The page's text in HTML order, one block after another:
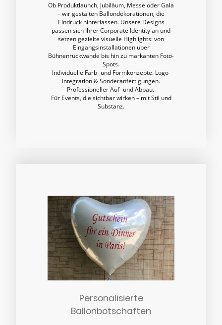
Ob Produktlaunch, Jubiläum, Messe oder Gala
– wir gestalten Ballondekorationen, die
Eindruck hinterlassen. Unsere Designs
passen sich Ihrer Corporate Identity an und
setzen gezielte visuelle Highlights: von
Eingangsinstallationen über
Bühnenrückwände bis hin zu markanten Foto-
Spots.
Individuelle Farb- und Formkonzepte. Logo-
Integration & Sonderanfertigungen.
Professioneller Auf- und Abbau.
Für Events, die sichtbar wirken – mit Stil und
Substanz.
Personalisierte
Ballonbotschaften